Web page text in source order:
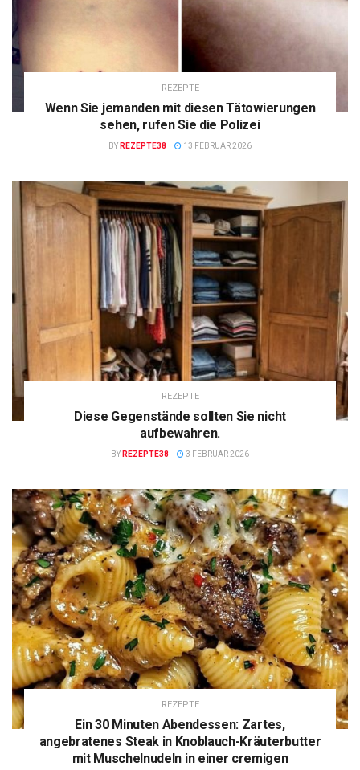
REZEPTE
Wenn Sie jemanden mit diesen Tätowierungen
sehen, rufen Sie die Polizei
BY REZEPTE38 13 FEBRUAR 2026
REZEPTE
Diese Gegenstände sollten Sie nicht
aufbewahren.
BY REZEPTE38 3 FEBRUAR 2026
REZEPTE
Ein 30 Minuten Abendessen: Zartes,
angebratenes Steak in Knoblauch-Kräuterbutter
mit Muschelnudeln in einer cremigen